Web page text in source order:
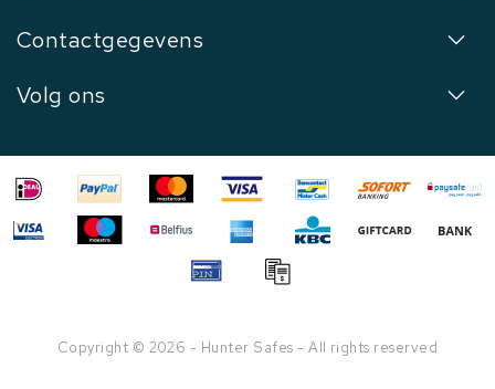
Contactgegevens
Volg ons
Copyright © 2026 - Hunter Safes - All rights reserved